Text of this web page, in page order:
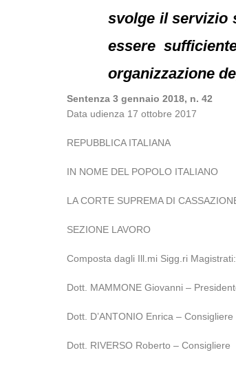
svolge il servizio
essere
organizzazione
Sentenza 3 gennaio 2018, n. 42
Data udienza 17 ottobre 2017
REPUBBLICA ITALIANA
IN NOME DEL POPOLO ITALIANO
LA CORTE SUPREMA DI
SEZIONE LAVORO
Composta dagli Ill.mi Sigg.ri Magistrati:
Dott. MAMMONE Giovanni –
Dott. D’ANTONIO Enrica – Consigliere
Dott. RIVERSO Roberto – Consigliere